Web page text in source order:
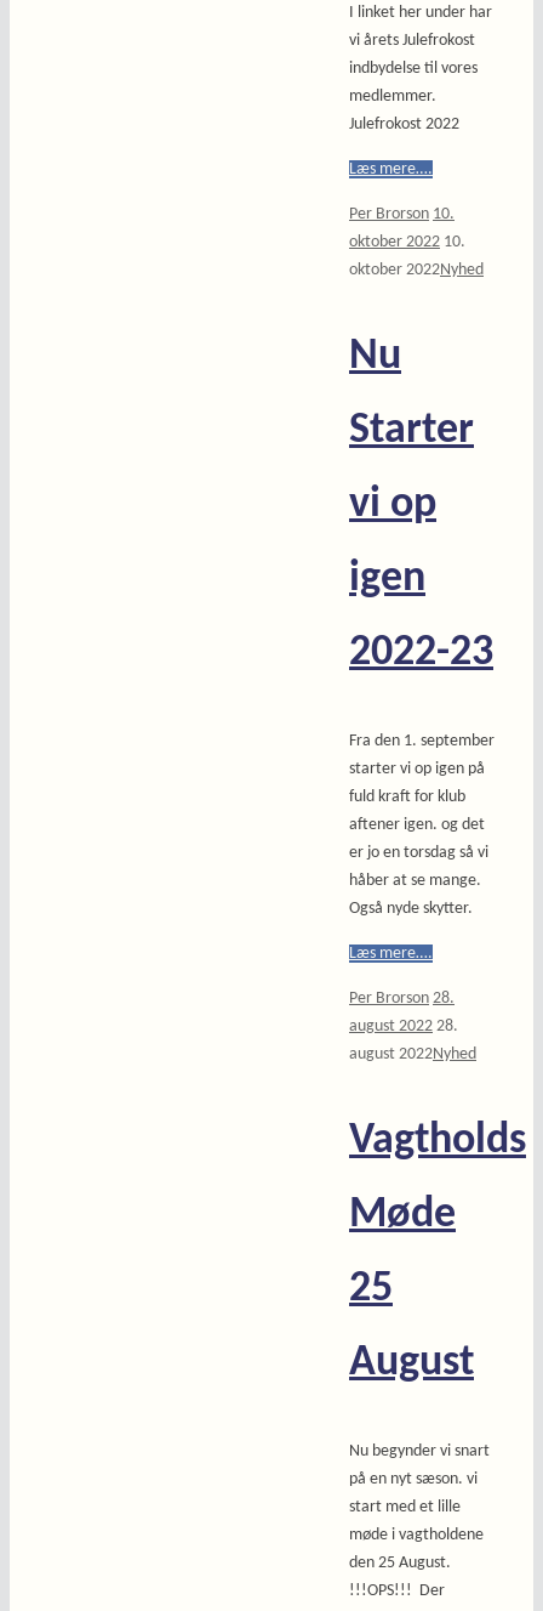
I linket her under har
vi årets Julefrokost
indbydelse til vores
medlemmer.
Julefrokost 2022
Læs mere….
Per Brorson 10.
oktober 2022 10.
oktober 2022Nyhed
Nu
Starter
vi op
igen
2022-23
Fra den 1. september
starter vi op igen på
fuld kraft for klub
aftener igen. og det
er jo en torsdag så vi
håber at se mange.
Også nyde skytter.
Læs mere….
Per Brorson 28.
august 2022 28.
august 2022Nyhed
Vagtholds
Møde
25
August
Nu begynder vi snart
på en nyt sæson. vi
start med et lille
møde i vagtholdene
den 25 August.
!!!OPS!!! Der